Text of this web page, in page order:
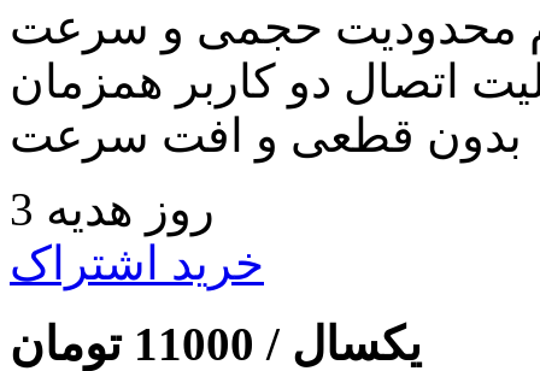
محدودیت حجمی و سرعت
اتصال دو کاربر همزمان
بدون قطعی و افت سرعت
3 روز هدیه
خرید اشتراک
یکسال / 11000 تومان